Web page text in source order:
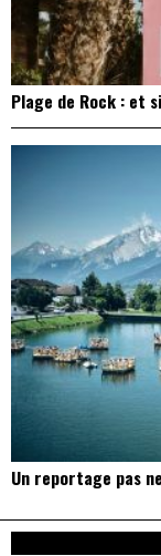
Plage de Rock : et
Un reportage pas